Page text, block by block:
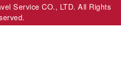
Service CO., LTD. All Rights